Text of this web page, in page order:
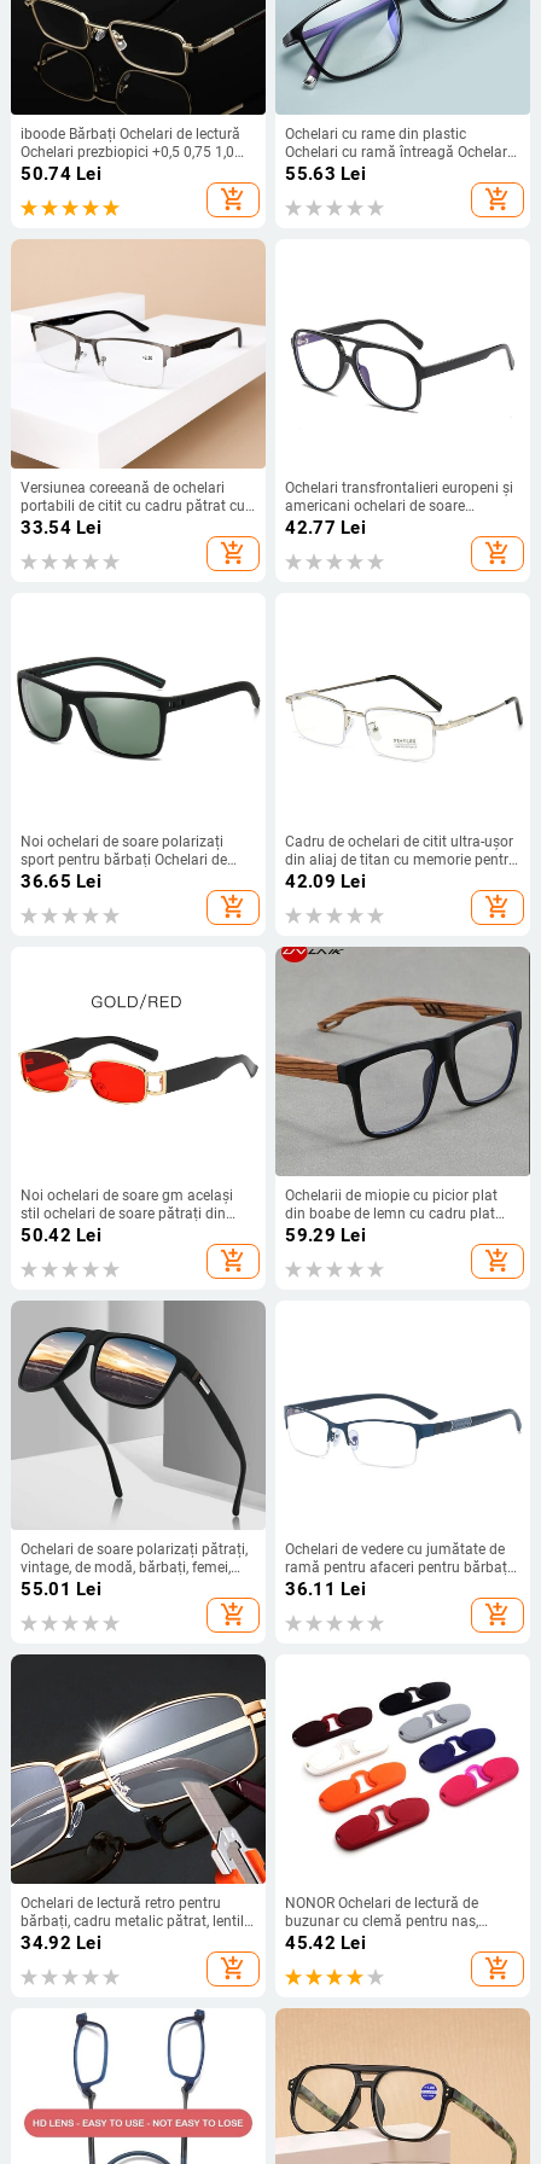
iboode Bărbați Ochelari de lectură
Ochelari prezbiopici +0,5 0,75 1,0
1,25 1,5 1,75 2,0 2,25 2,5 2,75 3,0
3,25 3,5 3,75 4,0 4,5 5,0 5,5 6
50.74Lei
add_shopping_cart
Ochelari cu rame din plastic
Ochelari cu ramă întreagă Ochelari
unisex anti raze albastre Ochelari
pentru miopie Ochelari de vedere
nou sosiri
55.63 Lei
add_shopping_cart
Versiunea coreeană de ochelari
portabili de citit cu cadru pătrat cu
jumătate de cadru, ochelari ultra-
ușori pentru vârstnici cu o ramă
mică, ochelari de citit moderni de
33.54Lei
add_shopping_cart
Ochelari transfrontalieri europeni și
americani ochelari de soare
polarizați cu fascicul dublu ochelari
personalizați în stil oglindă broască
42.77 Lei
add_shopping_cart
Noi ochelari de soare polarizați
sport pentru bărbați Ochelari de
soare pentru ciclism pentru femei E-
36.65 Lei
add_shopping_cart
Cadru de ochelari de citit ultra-ușor
din aliaj de titan cu memorie pentru
bărbați, afaceri, lumină anti-
albastru, femei, de vârstă mijlocie și
vârstnici Vânzări directe din fabrică
42.09 Lei
add_shopping_cart
Noi ochelari de soare gm același
stil ochelari de soare pătrați din
metal cu cadru mic, tendință la
modă, cataramă de personalitate
pentru bărbați și femei
50.42 Lei
add_shopping_cart
Ochelarii de miopie cu picior plat
din boabe de lemn cu cadru plat
retro din lemn și cadru anti-lumină
albastră pot fi asortați atât pentru
bărbați, cât și pentru femei
59.29 Lei
add_shopping_cart
Ochelari de soare polarizați pătrați,
vintage, de modă, bărbați, femei,
ochelari de soare de designer de
marcă de lux pentru bărbați, șofer,
pescuit, UV400, ochelari pentru
55.01 Lei
add_shopping_cart
Ochelari de vedere cu jumătate de
ramă pentru afaceri pentru bărbați
Ochelari de vedere fără prescripție
medicală anti-lumină albastră
Ochelari de ochelari cu miopie
36.11 Lei
add_shopping_cart
Ochelari de lectură retro pentru
bărbați, cadru metalic pătrat, lentile
din sticlă adevărată, ochelari
prezbitici pentru bărbați Ochelari de
vedere anti-zgârieturi +1,0 până la
34.92 Lei
add_shopping_cart
NONOR Ochelari de lectură de
buzunar cu clemă pentru nas,
portabili TR pătrat rotund din
silicon fără ramă pentru bărbați,
femei, ochelari de citire
45.42 Lei
add_shopping_cart